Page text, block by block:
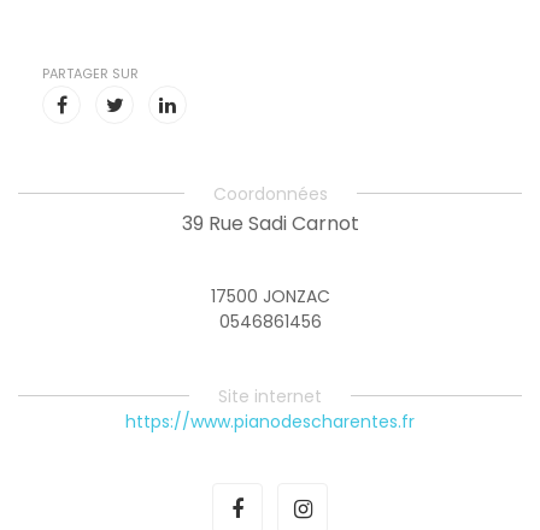
Coordonnées
39 Rue Sadi Carnot
17500 JONZAC
0546861456
Site internet
https://www.pianodescharentes.fr
PARTAGER SUR